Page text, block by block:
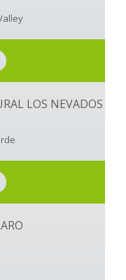
LOS NEVADOS